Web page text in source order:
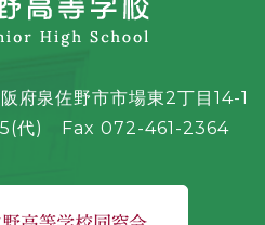
泉佐野市市場東2丁目14-1
代) Fax 072-461-2364